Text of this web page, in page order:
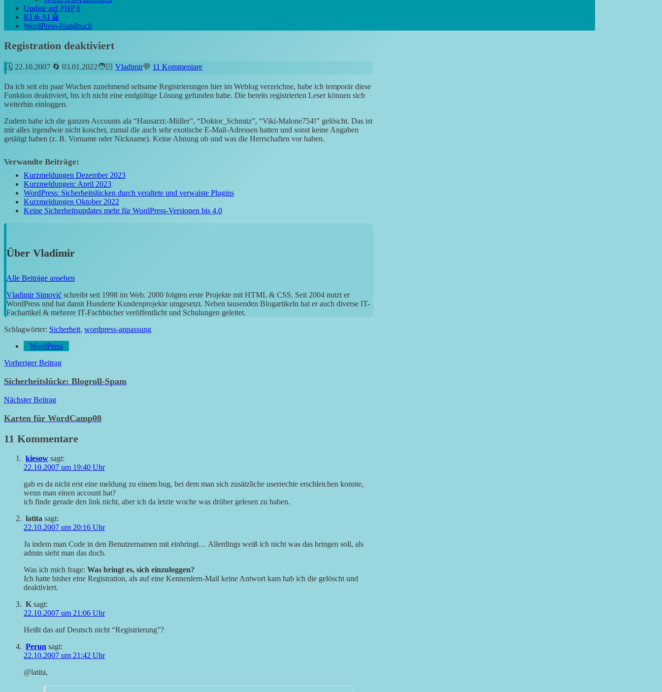
Update auf PHP 8
KI & AI 🤖
WordPress-Handbuch
Registration deaktiviert
22.10.2007 03.01.2022 Vladimir 11 Kommentare
Da ich seit ein paar Wochen zunehmend seltsame Registrierungen hier im Weblog verzeichne, habe ich temporär diese
Funktion deaktiviert, bis ich nicht eine endgültige Lösung gefunden habe. Die bereits registrierten Leser können sich
weiterhin einloggen.
Zudem habe ich die ganzen Accounts ala “Hausarzt:-Müller”, “Doktor_Schmitz”, “Viki-Malone754!” gelöscht. Das ist
mir alles irgendwie nicht koscher, zumal die auch sehr exotische E-Mail-Adressen hatten und sonst keine Angaben
getätigt haben (z. B. Vorname oder Nickname). Keine Ahnung ob und was die Herrschaften vor haben.
Verwandte Beiträge:
Kurzmeldungen Dezember 2023
Kurzmeldungen: April 2023
WordPress: Sicherheitslücken durch veraltete und verwaiste Plugins
Kurzmeldungen Oktober 2022
Keine Sicherheitsupdates mehr für WordPress-Versionen bis 4.0
Über Vladimir
Alle Beiträge ansehen
Vladimir Simović schreibt seit 1998 im Web. 2000 folgten erste Projekte mit HTML & CSS. Seit 2004 nutzt er
WordPress und hat damit Hunderte Kundenprojekte umgesetzt. Neben tausenden Blogartikeln hat er auch diverse IT-
Fachartikel & mehrere IT-Fachbücher veröffentlicht und Schulungen geleitet.
Schlagwörter: Sicherheit, wordpress-anpassung
WordPress
Beitragsnavigation
Vorheriger Beitrag
Sicherheitslücke: Blogroll-Spam
Nächster Beitrag
Karten für WordCamp08
11 Kommentare
kiesow sagt:
22.10.2007 um 19:40 Uhr
gab es da nicht erst eine meldung zu einem bug, bei dem man sich zusätzliche userrechte erschleichen konnte,
wenn man einen account hat?
ich finde gerade den link nicht, aber ich da letzte woche was drüber gelesen zu haben.
latita sagt:
22.10.2007 um 20:16 Uhr
Ja indem man Code in den Benutzernamen mit einbringt… Allerdings weiß ich nicht was das bringen soll, als
admin sieht man das doch.
Was ich mich frage: Was bringt es, sich einzuloggen?
Ich hatte bisher eine Registration, als auf eine Kennenlern-Mail keine Antwort kam hab ich die gelöscht und
deaktiviert.
K sagt:
22.10.2007 um 21:06 Uhr
Heißt das auf Deutsch nicht “Registrierung”?
Perun sagt:
22.10.2007 um 21:42 Uhr
@latita,